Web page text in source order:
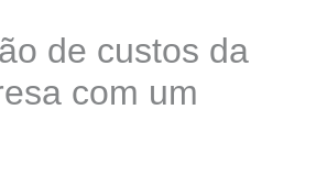
de custos da
com um